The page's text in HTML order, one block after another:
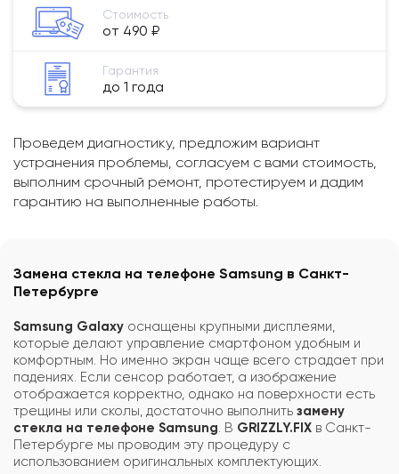
Стоимость
от 490 ₽
Гарантия
до 1 года
Проведем диагностику, предложим вариант
устранения проблемы, согласуем с вами стоимость,
выполним срочный ремонт, протестируем и дадим
гарантию на выполненные работы.
Замена стекла на телефоне Samsung в Санкт-
Петербурге
Samsung Galaxy оснащены крупными дисплеями,
которые делают управление смартфоном удобным и
комфортным. Но именно экран чаще всего страдает при
падениях. Если сенсор работает, а изображение
отображается корректно, однако на поверхности есть
трещины или сколы, достаточно выполнить замену
стекла на телефоне Samsung . В GRIZZLY.FIX в Санкт-
Петербурге мы проводим эту процедуру с
использованием оригинальных комплектующих.